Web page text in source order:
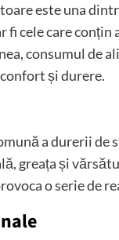
este una
fi cele care
consumul de
și durere.
a durerii de
greața și
o serie de